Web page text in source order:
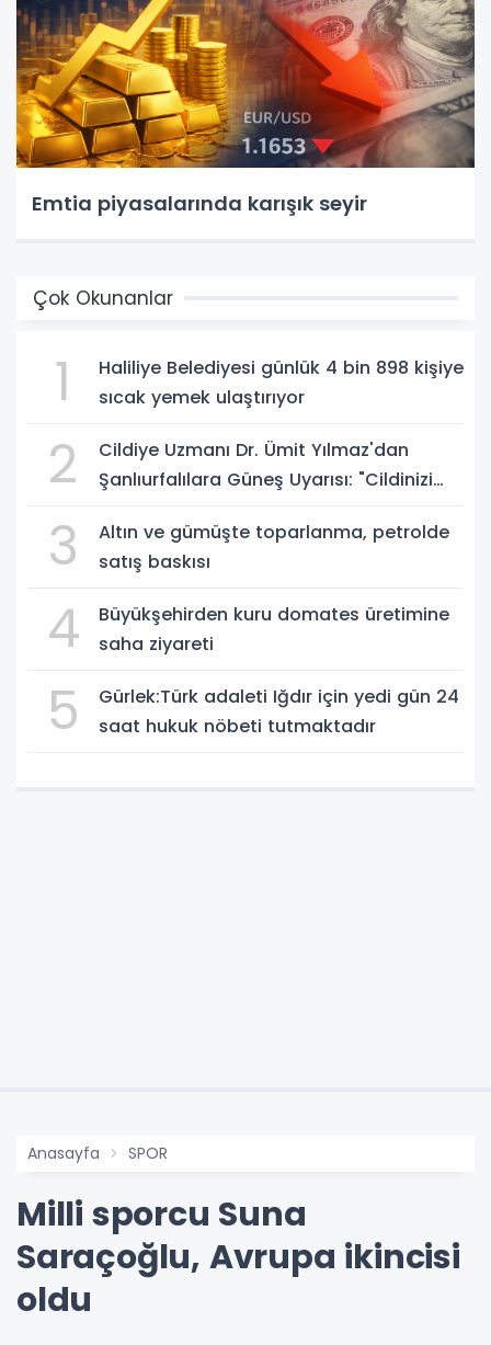
Emtia piyasalarında karışık seyir
Çok Okunanlar
1
Haliliye Belediyesi günlük 4 bin 898 kişiye
sıcak yemek ulaştırıyor
2
Cildiye Uzmanı Dr. Ümit Yılmaz'dan
Şanlıurfalılara Güneş Uyarısı: "Cildinizi
3
Altın ve gümüşte toparlanma, petrolde
satış baskısı
4
Büyükşehirden kuru domates üretimine
saha ziyareti
5
Gürlek:Türk adaleti Iğdır için yedi gün 24
saat hukuk nöbeti tutmaktadır
Anasayfa SPOR
Milli sporcu Suna
Saraçoğlu, Avrupa ikincisi
oldu